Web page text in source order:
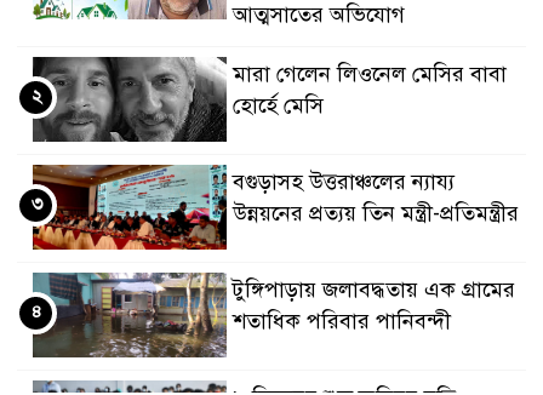
আত্মসাতের অভিযোগ
মারা গেলেন লিওনেল মেসির বাবা
হোর্হে মেসি
২
বগুড়াসহ উত্তরাঞ্চলের ন্যায্য
উন্নয়নের প্রত্যয় তিন মন্ত্রী-প্রতিমন্ত্রীর
৩
টুঙ্গিপাড়ায় জলাবদ্ধতায় এক গ্রামের
শতাধিক পরিবার পানিবন্দী
৪